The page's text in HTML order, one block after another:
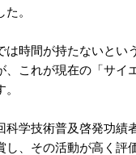
。
は時間が持たないとい
、これが現在の「サイ
科学技術普及啓発功績
し、その活動が高く評